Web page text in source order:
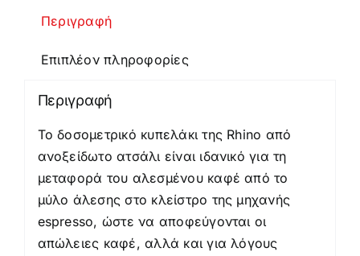
50gr
Δοσομετρικό
ποσότητα
Περιγραφή
Επιπλέον πληροφορίες
Περιγραφή
Το δοσομετρικό κυπελάκι της Rhino από
ανοξείδωτο ατσάλι είναι ιδανικό για τη
μεταφορά του αλεσμένου καφέ από το
μύλο άλεσης στο κλείστρο της μηχανής
espresso, ώστε να αποφεύγονται οι
απώλειες καφέ, αλλά και για λόγους